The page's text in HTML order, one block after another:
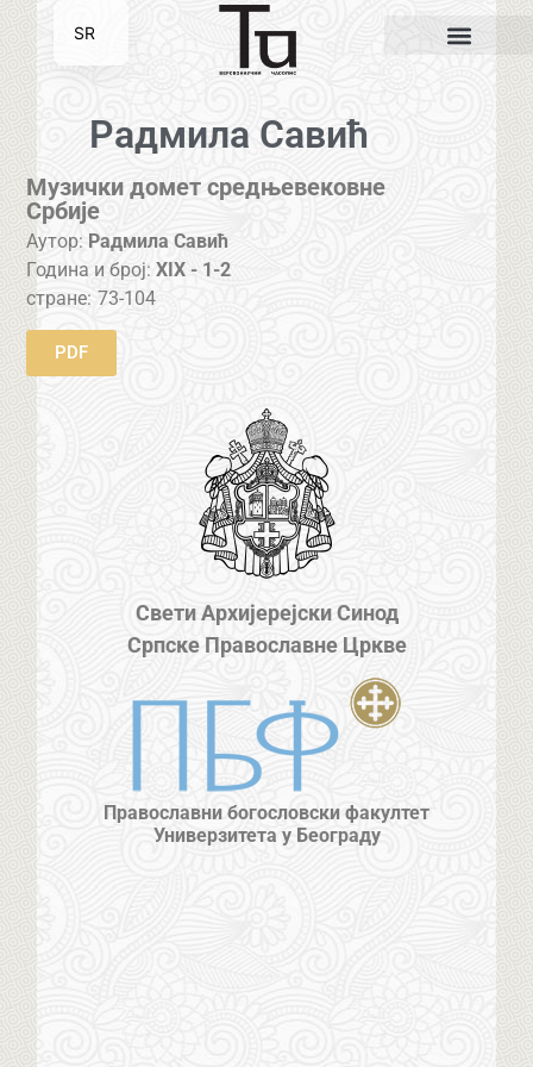
Радмила Савић
Музички домет средњевековне
Србије
Аутор: Радмила Савић
Година и број:XIX - 1-2
стране: 73-104
PDF
Свети Архијерејски Синод
Српске Православне Цркве
Православни богословски факултет
Универзитета у Београду
SR
EN